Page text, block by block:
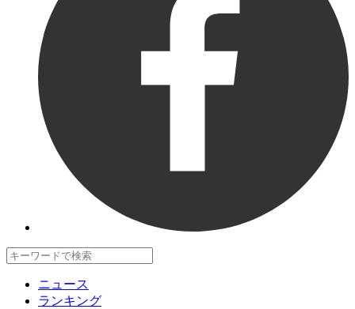
ニュース
ランキング